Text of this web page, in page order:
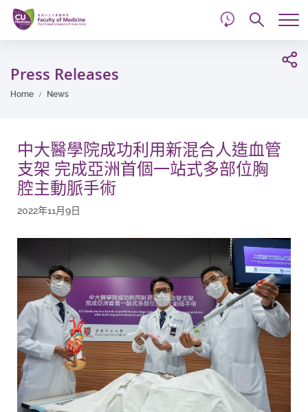
Skip
main
content
Press Releases
Home News
中大醫學院成功利用新混合人造血管
支架 完成亞洲首個一站式多部位胸
腔主動脈手術
2022年11月9日